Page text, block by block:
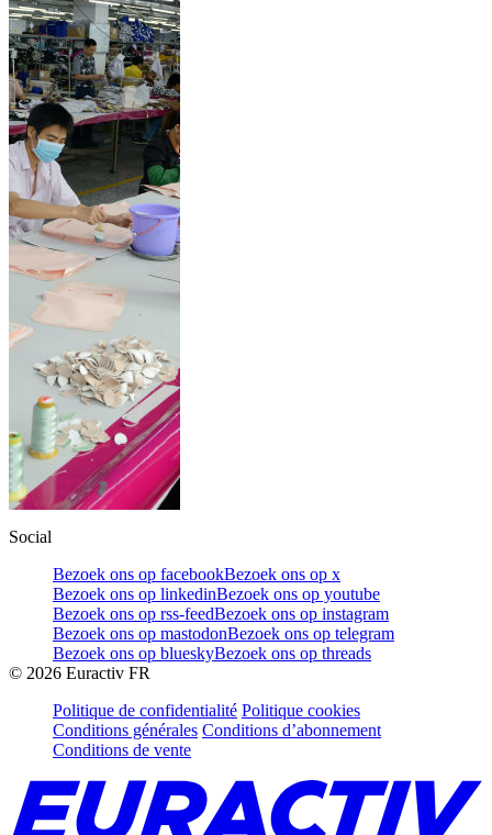
Social
Bezoek ons op facebookBezoek ons op x
Bezoek ons op linkedinBezoek ons op youtube
Bezoek ons op rss-feedBezoek ons op instagram
Bezoek ons op mastodonBezoek ons op telegram
Bezoek ons op blueskyBezoek ons op threads
© 2026 Euractiv FR
Politique de confidentialité Politique cookies
Conditions générales Conditions d’abonnement
Conditions de vente